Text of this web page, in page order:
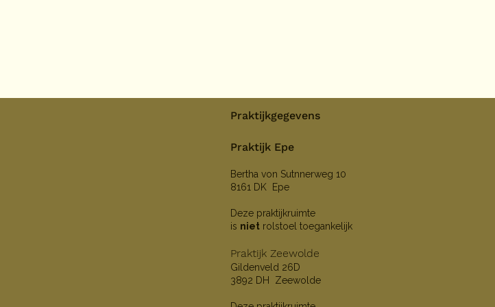
Praktijkgegevens
Praktijk Epe
Bertha von Sutnnerweg 10
8161 DK Epe
Deze praktijkruimte
is niet rolstoel toegankelijk
Praktijk Zeewolde
Gildenveld 26D
3892 DH Zeewolde